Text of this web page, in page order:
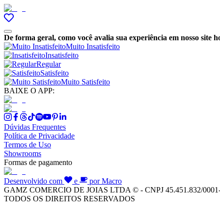
De forma geral, como você avalia sua experiência em nosso site
Muito Insatisfeito
Insatisfeito
Regular
Satisfeito
Muito Satisfeito
BAIXE O APP:
Dúvidas Frequentes
Política de Privacidade
Termos de Uso
Showrooms
Formas de pagamento
Desenvolvido com e
por Macro
GAMZ COMERCIO DE JOIAS LTDA © - CNPJ 45.451.832/
TODOS OS DIREITOS RESERVADOS